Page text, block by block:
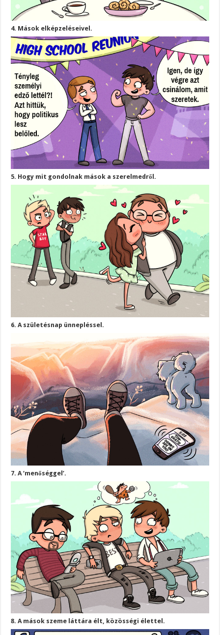
4. Mások elképzeléseivel.
5. Hogy mit gondolnak mások a szerelmedről.
6. A születésnap ünnepléssel.
7. A ‘menőséggel’.
8. A mások szeme láttára élt, közösségi élettel.